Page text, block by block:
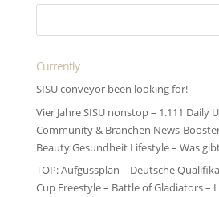
Currently
SISU conveyor been looking for!
Vier Jahre SISU nonstop – 1.111 Daily
Community & Branchen News-
Beauty Gesundheit Lifestyle – Was
TOP: Aufgussplan – Deutsche
Cup Freestyle – Battle of Gladiators –